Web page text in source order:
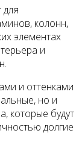
для
колонн,
элементах
и
и оттенками
но и
которые будут
долгие